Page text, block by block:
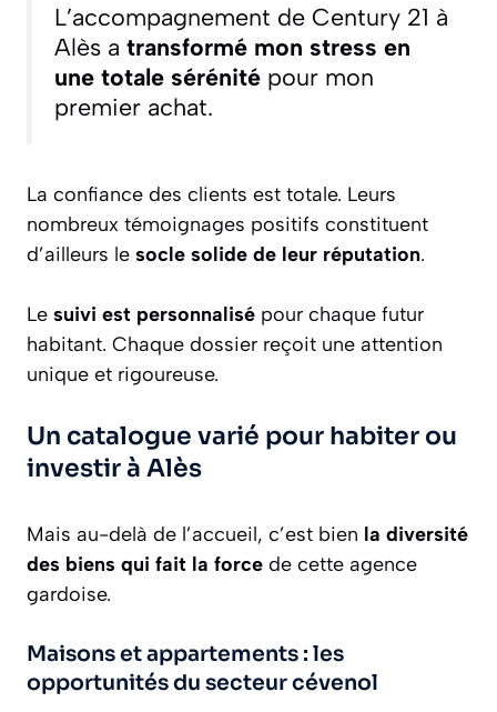
L’accompagnement de Century 21 à
Alès a transformé mon stress en
une totale sérénité pour mon
premier achat.
La confiance des clients est totale. Leurs
nombreux témoignages positifs constituent
d’ailleurs le socle solide de leur réputation.
Le suivi est personnalisé pour chaque futur
habitant. Chaque dossier reçoit une attention
unique et rigoureuse.
Un catalogue varié pour habiter ou
investir à Alès
Mais au-delà de l’accueil, c’est bien la diversité
des biens qui fait la force de cette agence
gardoise.
Maisons et appartements : les
opportunités du secteur cévenol